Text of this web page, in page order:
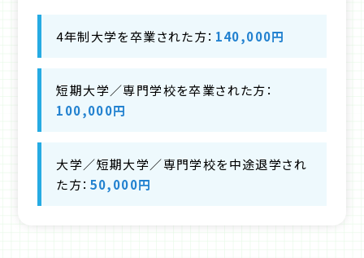
4年制大学を卒業された方： 140,000円
短期大学／専門学校を卒業された方：
100,000円
大学／短期大学／専門学校を中途退学され
た方： 50,000円